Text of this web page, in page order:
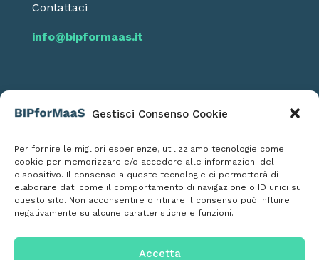
Gestisci Consenso Cookie
Per fornire le migliori esperienze, utilizziamo tecnologie come i
cookie per memorizzare e/o accedere alle informazioni del
dispositivo. Il consenso a queste tecnologie ci permetterà di
elaborare dati come il comportamento di navigazione o ID unici su
questo sito. Non acconsentire o ritirare il consenso può influire
negativamente su alcune caratteristiche e funzioni.
Accetta
Contattaci
info@bipformaas.it
Informativa Privacy Policy